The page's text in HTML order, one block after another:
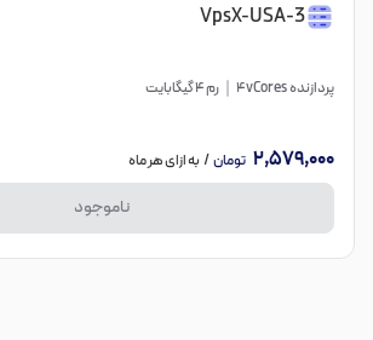
VpsX-USA-3
پردازنده 4vCores رم 4 گیگابایت
2,579,000 تومان/ به ازای هر ماه
ناموجود